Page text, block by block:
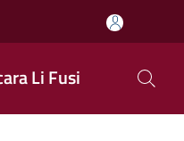
Li Fusi